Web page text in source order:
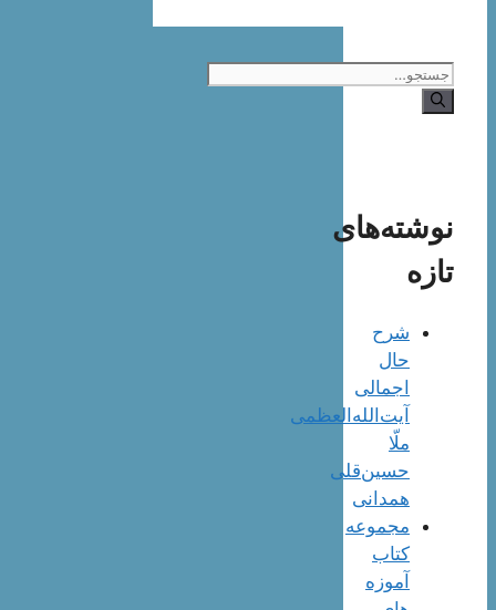
جستجوی
نوشته‌های
تازه
شرح
حال
اجمالی
آیت‌الله‌العظمی
ملّا
حسین‌قلی
همدانی
مجموعه
کتاب
آموزه